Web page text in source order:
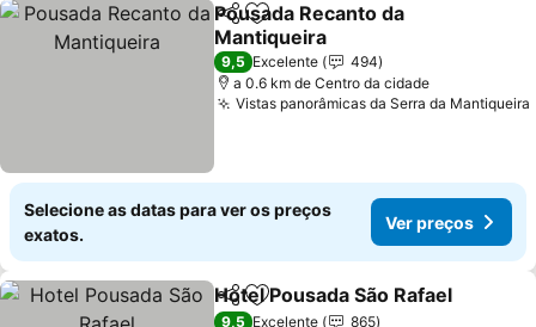
PartilharAdicionar aos favoritos
Pousada Recanto da
Mantiqueira
Ver preços
9,5 Excelente
494
a 0.6 km de Centro da cidade
Vistas panorâmicas da Serra da Mantiqueira
Selecione as datas para ver os preços
exatos.
Ver preços
PartilharAdicionar aos favoritos
Hotel Pousada São Rafael
9,5 Excelente
865